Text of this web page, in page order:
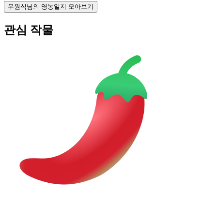
우원식님의 영농일지 모아보기
관심 작물